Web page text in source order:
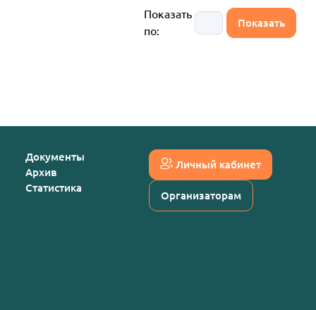
Показать
по:
Документы
Архив
Статистика
Личный кабинет
Организаторам